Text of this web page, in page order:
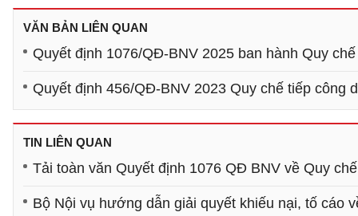
VĂN BẢN LIÊN QUAN
Quyết định 1076/QĐ-BNV 2025 ban hành Quy
Quyết định 456/QĐ-BNV 2023 Quy chế tiếp công
TIN LIÊN QUAN
Tải toàn văn Quyết định 1076 QĐ BNV về Quy
Bộ Nội vụ hướng dẫn giải quyết khiếu nại, tố cáo